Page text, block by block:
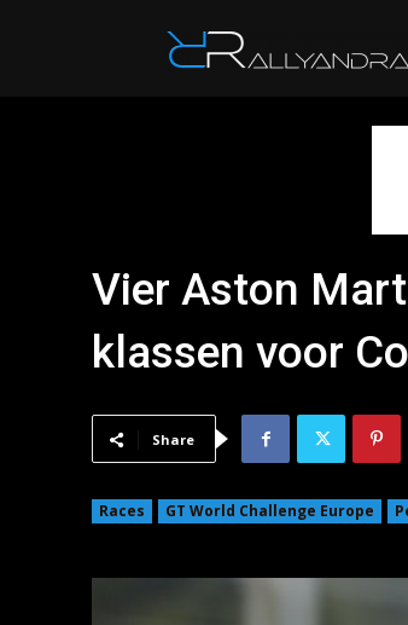
Vier Aston
klassen voor
Share
Races GT World Challenge Europe